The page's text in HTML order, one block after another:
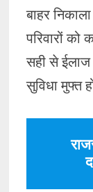
बाहर
परिवारों
सही से
सुविधा मुफ्त